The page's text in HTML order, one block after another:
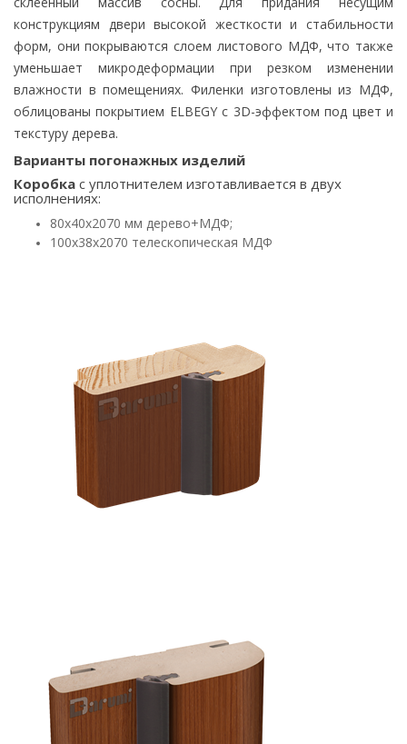
конструкциям двери высокой жесткости и стабильности
форм, они покрываются слоем листового МДФ, что также
уменьшает микродеформации при резком изменении
влажности в помещениях. Филенки изготовлены из МДФ,
облицованы покрытием ELBEGY с 3D-эффектом под цвет и
текстуру дерева.
Варианты погонажных изделий
Коробка с уплотнителем изготавливается в двух
исполнениях:
80х40х2070 мм дерево+МДФ;
100х38х2070 телескопическая МДФ